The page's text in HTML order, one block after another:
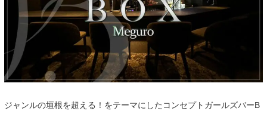
ジャンルの垣根を超える！をテーマにしたコンセプトガールズバーB